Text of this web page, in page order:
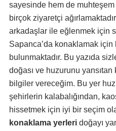
sayesinde hem de
birçok ziyaretçi
arkadaşlar ile eğlenmek için
Sapanca’da konaklamak
bulunmaktadır. Bu yazıda
doğası ve huzurunu
bilgiler vereceğim. Bu yer
şehirlerin kalabalığından,
hissetmek için iyi bir seçim
konaklama yerleri doğayı